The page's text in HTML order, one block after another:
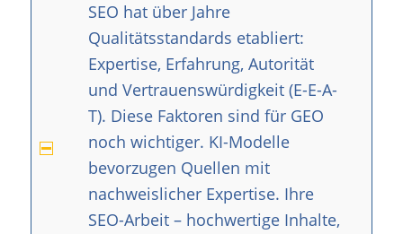
SEO hat über Jahre
Qualitätsstandards etabliert:
Expertise, Erfahrung, Autorität
und Vertrauenswürdigkeit (E-E-A-
T). Diese Faktoren sind für GEO
noch wichtiger. KI-Modelle
bevorzugen Quellen mit
nachweislicher Expertise. Ihre
SEO-Arbeit – hochwertige Inhalte,